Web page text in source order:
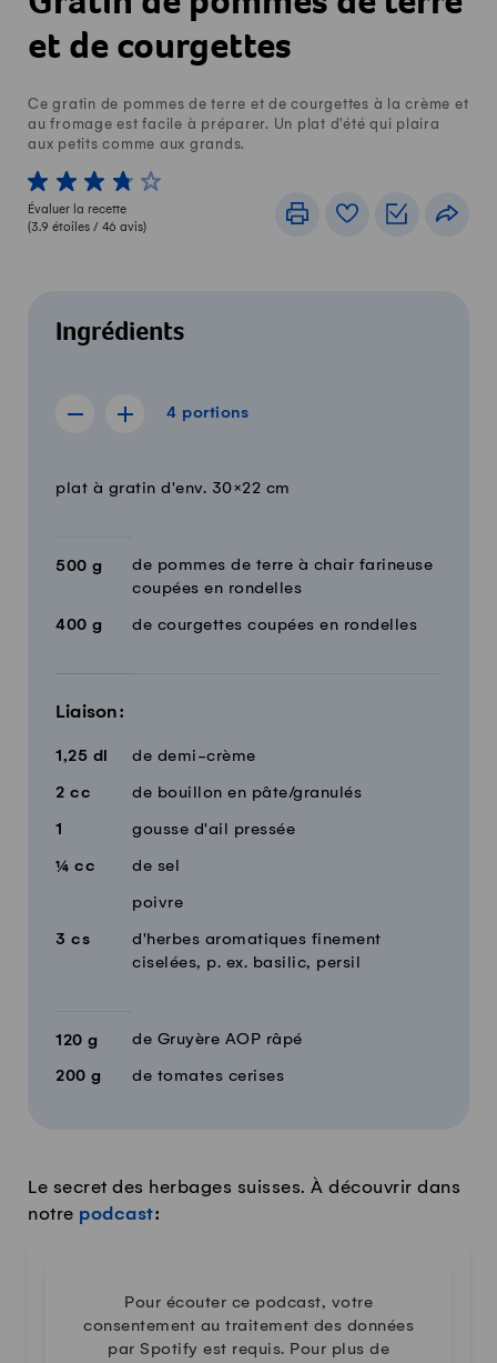
et de courgettes
Ce gratin de pommes de terre et de courgettes à la crème et
au fromage est facile à préparer. Un plat d'été qui plaira
aux petits comme aux grands.
1 von 5 étoiles
2 von 5 étoiles
3 von 5 étoiles
4 von 5 étoiles
5 von 5 étoiles
Évaluer la recette
(3.9 étoiles / 46 avis)
ImprimerLivre de recettes
Listes de
Ingrédients
4 portions
Afficher la recette de 3 portions
Afficher la recette de 5 portions
4 portions
QuantitéIngrédients
plat à gratin d'env. 30×22 cm
500 g
de pommes de terre à chair farineuse
coupées en rondelles
400 g de courgettes coupées en rondelles
Liaison:
1,25 dl de demi-crème
2 cc de bouillon en pâte/granulés
1 gousse d'ail pressée
¼ cc de sel
poivre
3 cs
d'herbes aromatiques finement
ciselées, p. ex. basilic, persil
120 g de Gruyère AOP râpé
200 g de tomates cerises
Le secret des herbages suisses. À découvrir dans
notre podcast:
Pour écouter ce podcast, votre
consentement au traitement des données
par Spotify est requis. Pour plus de